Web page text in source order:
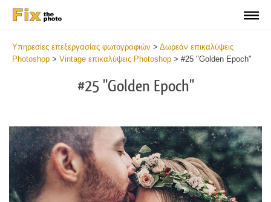
Υπηρεσίες επεξεργασίας φωτογραφιών > Δωρεάν επικαλύψεις
Photoshop > Vintage επικαλύψεις Photoshop > #25 "Golden Epoch"
#25 "Golden Epoch"